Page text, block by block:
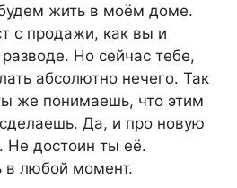
жить в моём доме.
с продажи, как вы и
Но сейчас тебе,
абсолютно нечего. Так
же понимаешь, что этим
Да, и про новую
Не достоин ты её.
любой момент.